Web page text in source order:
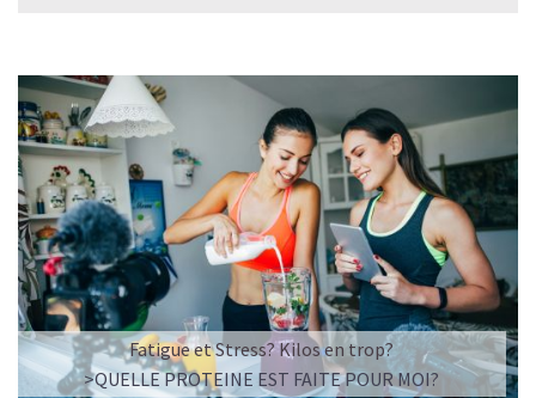
moment de pure détente… ou de concentration avant le
prochain défi.
Une énergie immédiate et stable, sans pic de glycémie,
qui vous accompagne toute la matinée et un allié parfait
après l’entraînement.
Pour ceux qui veulent retrouver le plaisir d’un vrai café
glacé, sans se sentir lourd ni affamé.
Découvrir le
Latte Macchiato Glacé Protéiné
🍯 CAFÉ FRAPPÉ AU CARAMEL PROTÉINÉ
Fatigue et Stress? Kilos en trop?
>QUELLE PROTEINE EST FAITE POUR MOI?